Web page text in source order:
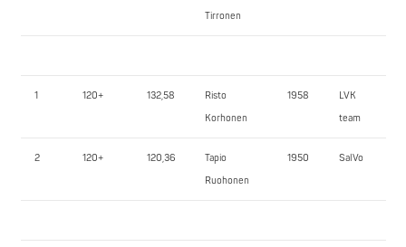
Tirronen
1 120+ 132,58
Risto
Korhonen
1958
LVK
team
2 120+ 120,36
Tapio
Ruohonen
1950 SalVo